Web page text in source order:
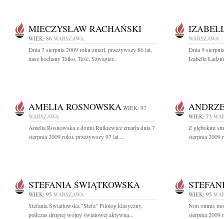
MIECZYSŁAW RACHAŃSKI
WIEK: 86 WARSZAWA
Dnia 7 sierpnia 2009 roku zmarł, przeżywszy 86 lat,
nasz kochany Tatko, Teść, Szwagier...
WARSZAWA
Dnia 9
Izabella
AMELIA ROSNOWSKA WIEK: 97
WARSZAWA
Amelia Rosnowska z domu Rutkiewicz zmarła dnia 7
sierpnia 2009 roku, przeżywszy 97 lat....
WIEK: 73
Z głębokim
sierpnia 2009
STEFANIA ŚWIĄTKOWSKA
WIEK: 95 WARSZAWA
Stefania Światłowska "Stefa" Filolog klasyczny,
podczas drugiej wojny światowej aktywna...
WIEK: 95
Non omnis
sierpnia 2009